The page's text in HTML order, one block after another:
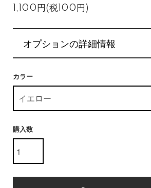
1,100円(税100円)
オプションの詳細情報
カラー
購入数